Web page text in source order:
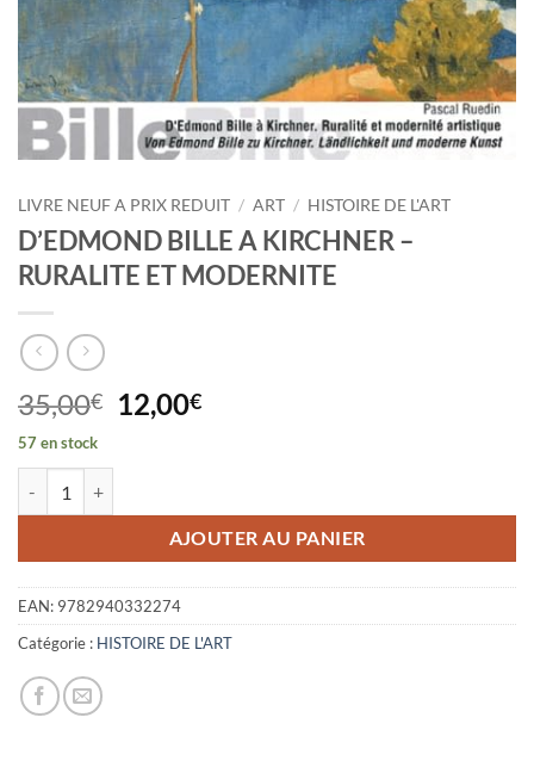
LIVRE NEUF A PRIX REDUIT / ART / HISTOIRE DE L'ART
D’EDMOND BILLE A KIRCHNER –
RURALITE ET MODERNITE
35,00€
Le
prix
35,00€.
12,00€Le
12,00€.
57 en stock
AJOUTER AU PANIER
EAN: 9782940332274
Catégorie : HISTOIRE DE L'ART